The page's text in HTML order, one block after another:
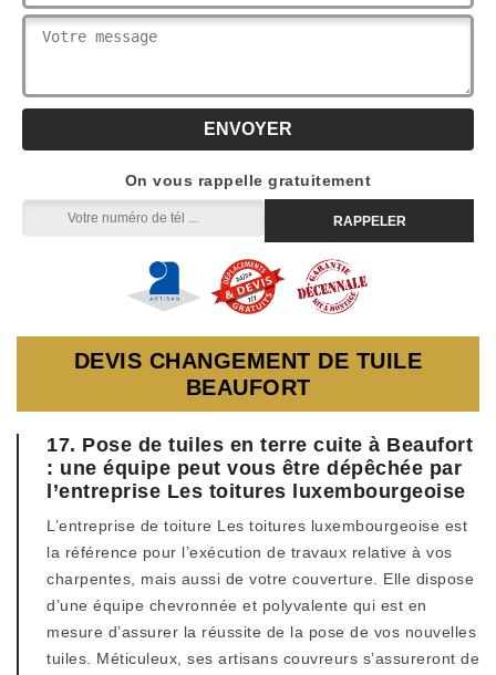
On vous rappelle gratuitement
DEVIS CHANGEMENT DE TUILE
BEAUFORT
17. Pose de tuiles en terre cuite à Beaufort
: une équipe peut vous être dépêchée par
l’entreprise Les toitures luxembourgeoise
L’entreprise de toiture Les toitures luxembourgeoise est
la référence pour l’exécution de travaux relative à vos
charpentes, mais aussi de votre couverture. Elle dispose
d’une équipe chevronnée et polyvalente qui est en
mesure d’assurer la réussite de la pose de vos nouvelles
tuiles. Méticuleux, ses artisans couvreurs s’assureront de